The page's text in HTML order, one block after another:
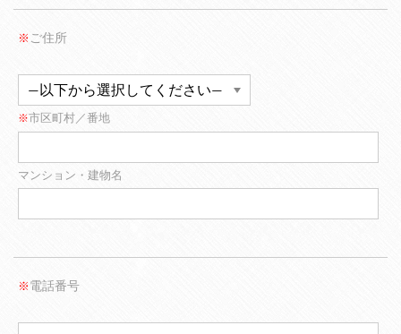
※ ご住所
※市区町村／番地
マンション・建物名
※ 電話番号